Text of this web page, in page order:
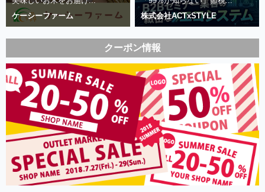
ケーシーファーム
株式会社ACTxSTYLE
クーポン情報